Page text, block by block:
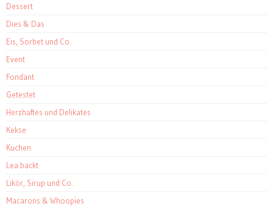
Dessert
Dies & Das
Eis, Sorbet und Co.
Event
Fondant
Getestet
Herzhaftes und Delikates
Kekse
Kuchen
Lea backt
Likör, Sirup und Co.
Macarons & Whoopies